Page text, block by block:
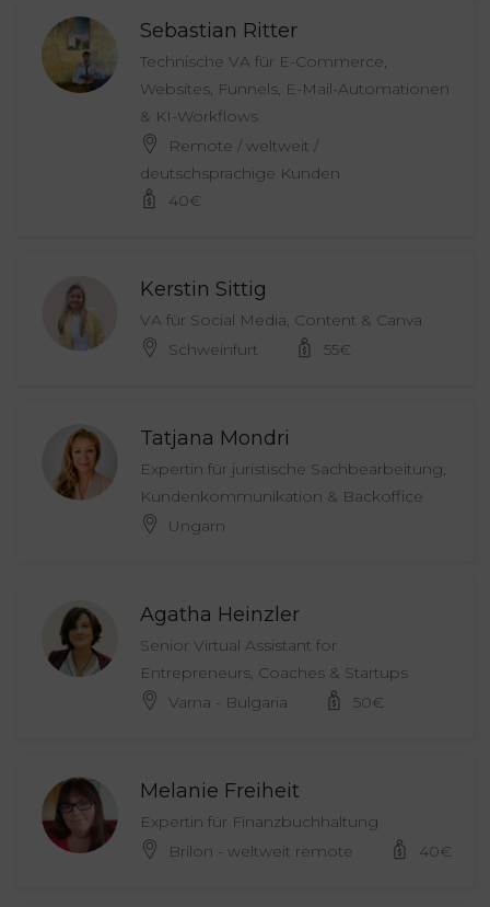
Sebastian Ritter
Technische VA für E-Commerce,
Websites, Funnels, E-Mail-Automationen
& KI-Workflows
Remote / weltweit /
deutschsprachige Kunden
40€
Kerstin Sittig
VA für Social Media, Content & Canva
Schweinfurt
55€
Tatjana Mondri
Expertin für juristische Sachbearbeitung,
Kundenkommunikation & Backoffice
Ungarn
Agatha Heinzler
Senior Virtual Assistant for
Entrepreneurs, Coaches & Startups
Varna - Bulgaria
50€
Melanie Freiheit
Expertin für Finanzbuchhaltung
Brilon - weltweit remote
40€